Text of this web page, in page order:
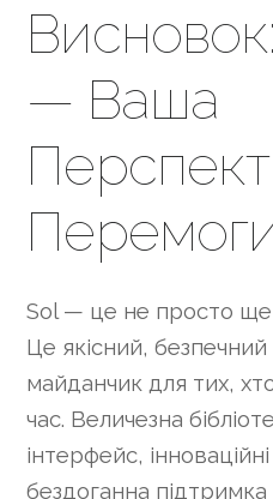
— Ваша
Перемоги
Sol — це не просто ще
Це якісний, безпечний
майданчик для тих,
час. Величезна
інтерфейс,
бездоганна